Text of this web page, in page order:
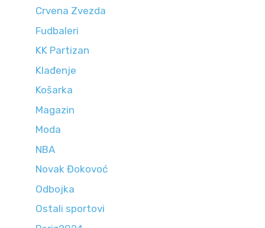
Crvena Zvezda
Fudbaleri
KK Partizan
Klađenje
Košarka
Magazin
Moda
NBA
Novak Đokovoć
Odbojka
Ostali sportovi